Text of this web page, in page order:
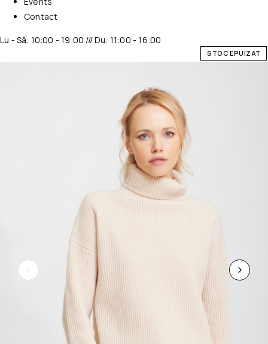
Contact
Lu - Sâ: 10:00 - 19:00 /// Du: 11:00 - 16:00
STOC EPUIZAT